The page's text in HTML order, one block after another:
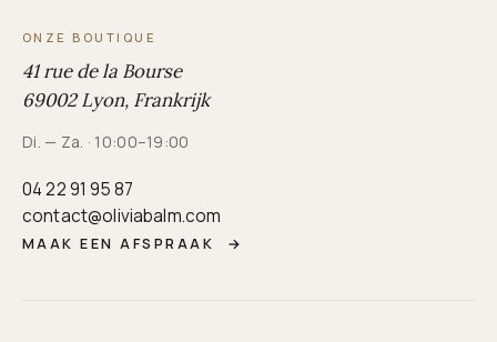
ONZE BOUTIQUE
41 rue de la Bourse
69002 Lyon, Frankrijk
Di. — Za. · 10:00–19:00
04 22 91 95 87
contact@oliviabalm.com
MAAK EEN AFSPRAAK →